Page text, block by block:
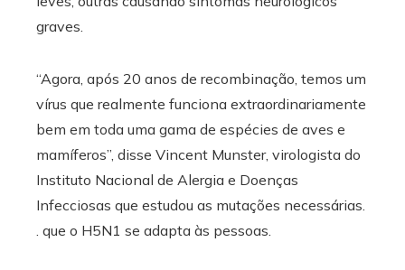
graves.
“Agora, após 20 anos de recombinação, temos um
vírus que realmente funciona extraordinariamente
bem em toda uma gama de espécies de aves e
mamíferos”, disse Vincent Munster, virologista do
Instituto Nacional de Alergia e Doenças
Infecciosas que estudou as mutações necessárias.
. que o H5N1 se adapta às pessoas.